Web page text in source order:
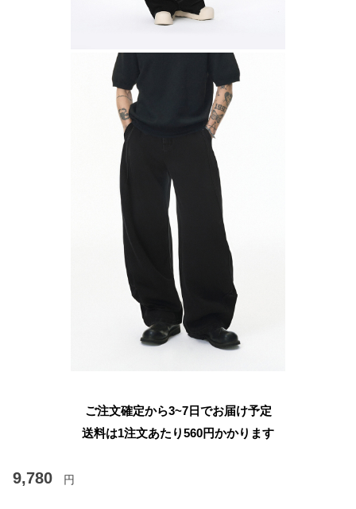
ご注文確定から3~7日でお届け予定
送料は1注文あたり560円かかります
9,780 円